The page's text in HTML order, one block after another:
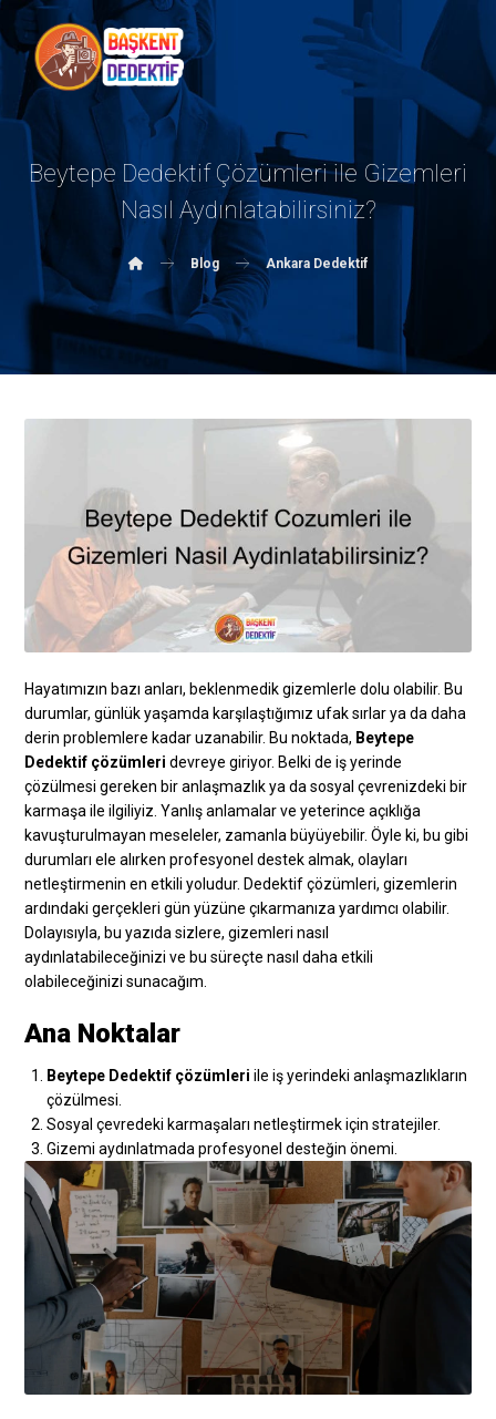
Beytepe Dedektif Çözümleri ile Gizemleri
Nasıl Aydınlatabilirsiniz?
Blog Ankara Dedektif
Hayatımızın bazı anları, beklenmedik gizemlerle dolu olabilir. Bu
durumlar, günlük yaşamda karşılaştığımız ufak sırlar ya da daha
derin problemlere kadar uzanabilir. Bu noktada, Beytepe
Dedektif çözümleri devreye giriyor. Belki de iş yerinde
çözülmesi gereken bir anlaşmazlık ya da sosyal çevrenizdeki bir
karmaşa ile ilgiliyiz. Yanlış anlamalar ve yeterince açıklığa
kavuşturulmayan meseleler, zamanla büyüyebilir. Öyle ki, bu gibi
durumları ele alırken profesyonel destek almak, olayları
netleştirmenin en etkili yoludur. Dedektif çözümleri, gizemlerin
ardındaki gerçekleri gün yüzüne çıkarmanıza yardımcı olabilir.
Dolayısıyla, bu yazıda sizlere, gizemleri nasıl
aydınlatabileceğinizi ve bu süreçte nasıl daha etkili
olabileceğinizi sunacağım.
Ana Noktalar
Beytepe Dedektif çözümleri ile iş yerindeki anlaşmazlıkların
çözülmesi.
Sosyal çevredeki karmaşaları netleştirmek için stratejiler.
Gizemi aydınlatmada profesyonel desteğin önemi.